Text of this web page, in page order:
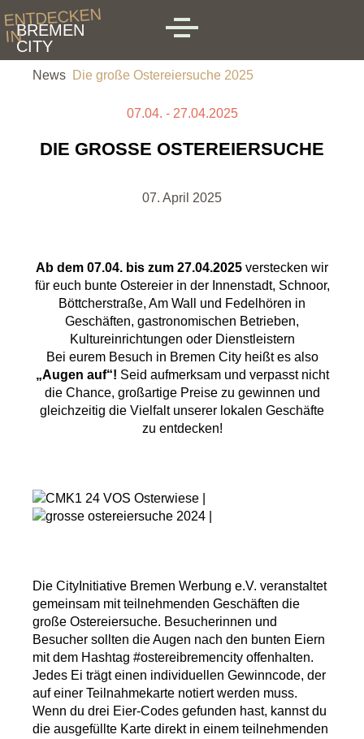
Skip to main content
ENTDECKEN
INBREMEN
CITY
MENU
News Die große Ostereiersuche 2025
07.04. - 27.04.2025
DIE GROSSE OSTEREIERSUCHE
07. April 2025
Ab dem 07.04. bis zum 27.04.2025 verstecken wir
für euch bunte Ostereier in der Innenstadt, Schnoor,
Böttcherstraße, Am Wall und Fedelhören in
Geschäften, gastronomischen Betrieben,
Kultureinrichtungen oder Dienstleistern
Bei eurem Besuch in Bremen City heißt es also
„Augen auf“! Seid aufmerksam und verpasst nicht
die Chance, großartige Preise zu gewinnen und
gleichzeitig die Vielfalt unserer lokalen Geschäfte
zu entdecken!
Die CityInitiative Bremen Werbung e.V. veranstaltet
gemeinsam mit teilnehmenden Geschäften die
große Ostereiersuche. Besucherinnen und
Besucher sollten die Augen nach den bunten Eiern
mit dem Hashtag #ostereibremencity offenhalten.
Jedes Ei trägt einen individuellen Gewinncode, der
auf einer Teilnahmekarte notiert werden muss.
Wenn du drei Eier-Codes gefunden hast, kannst du
die ausgefüllte Karte direkt in einem teilnehmenden